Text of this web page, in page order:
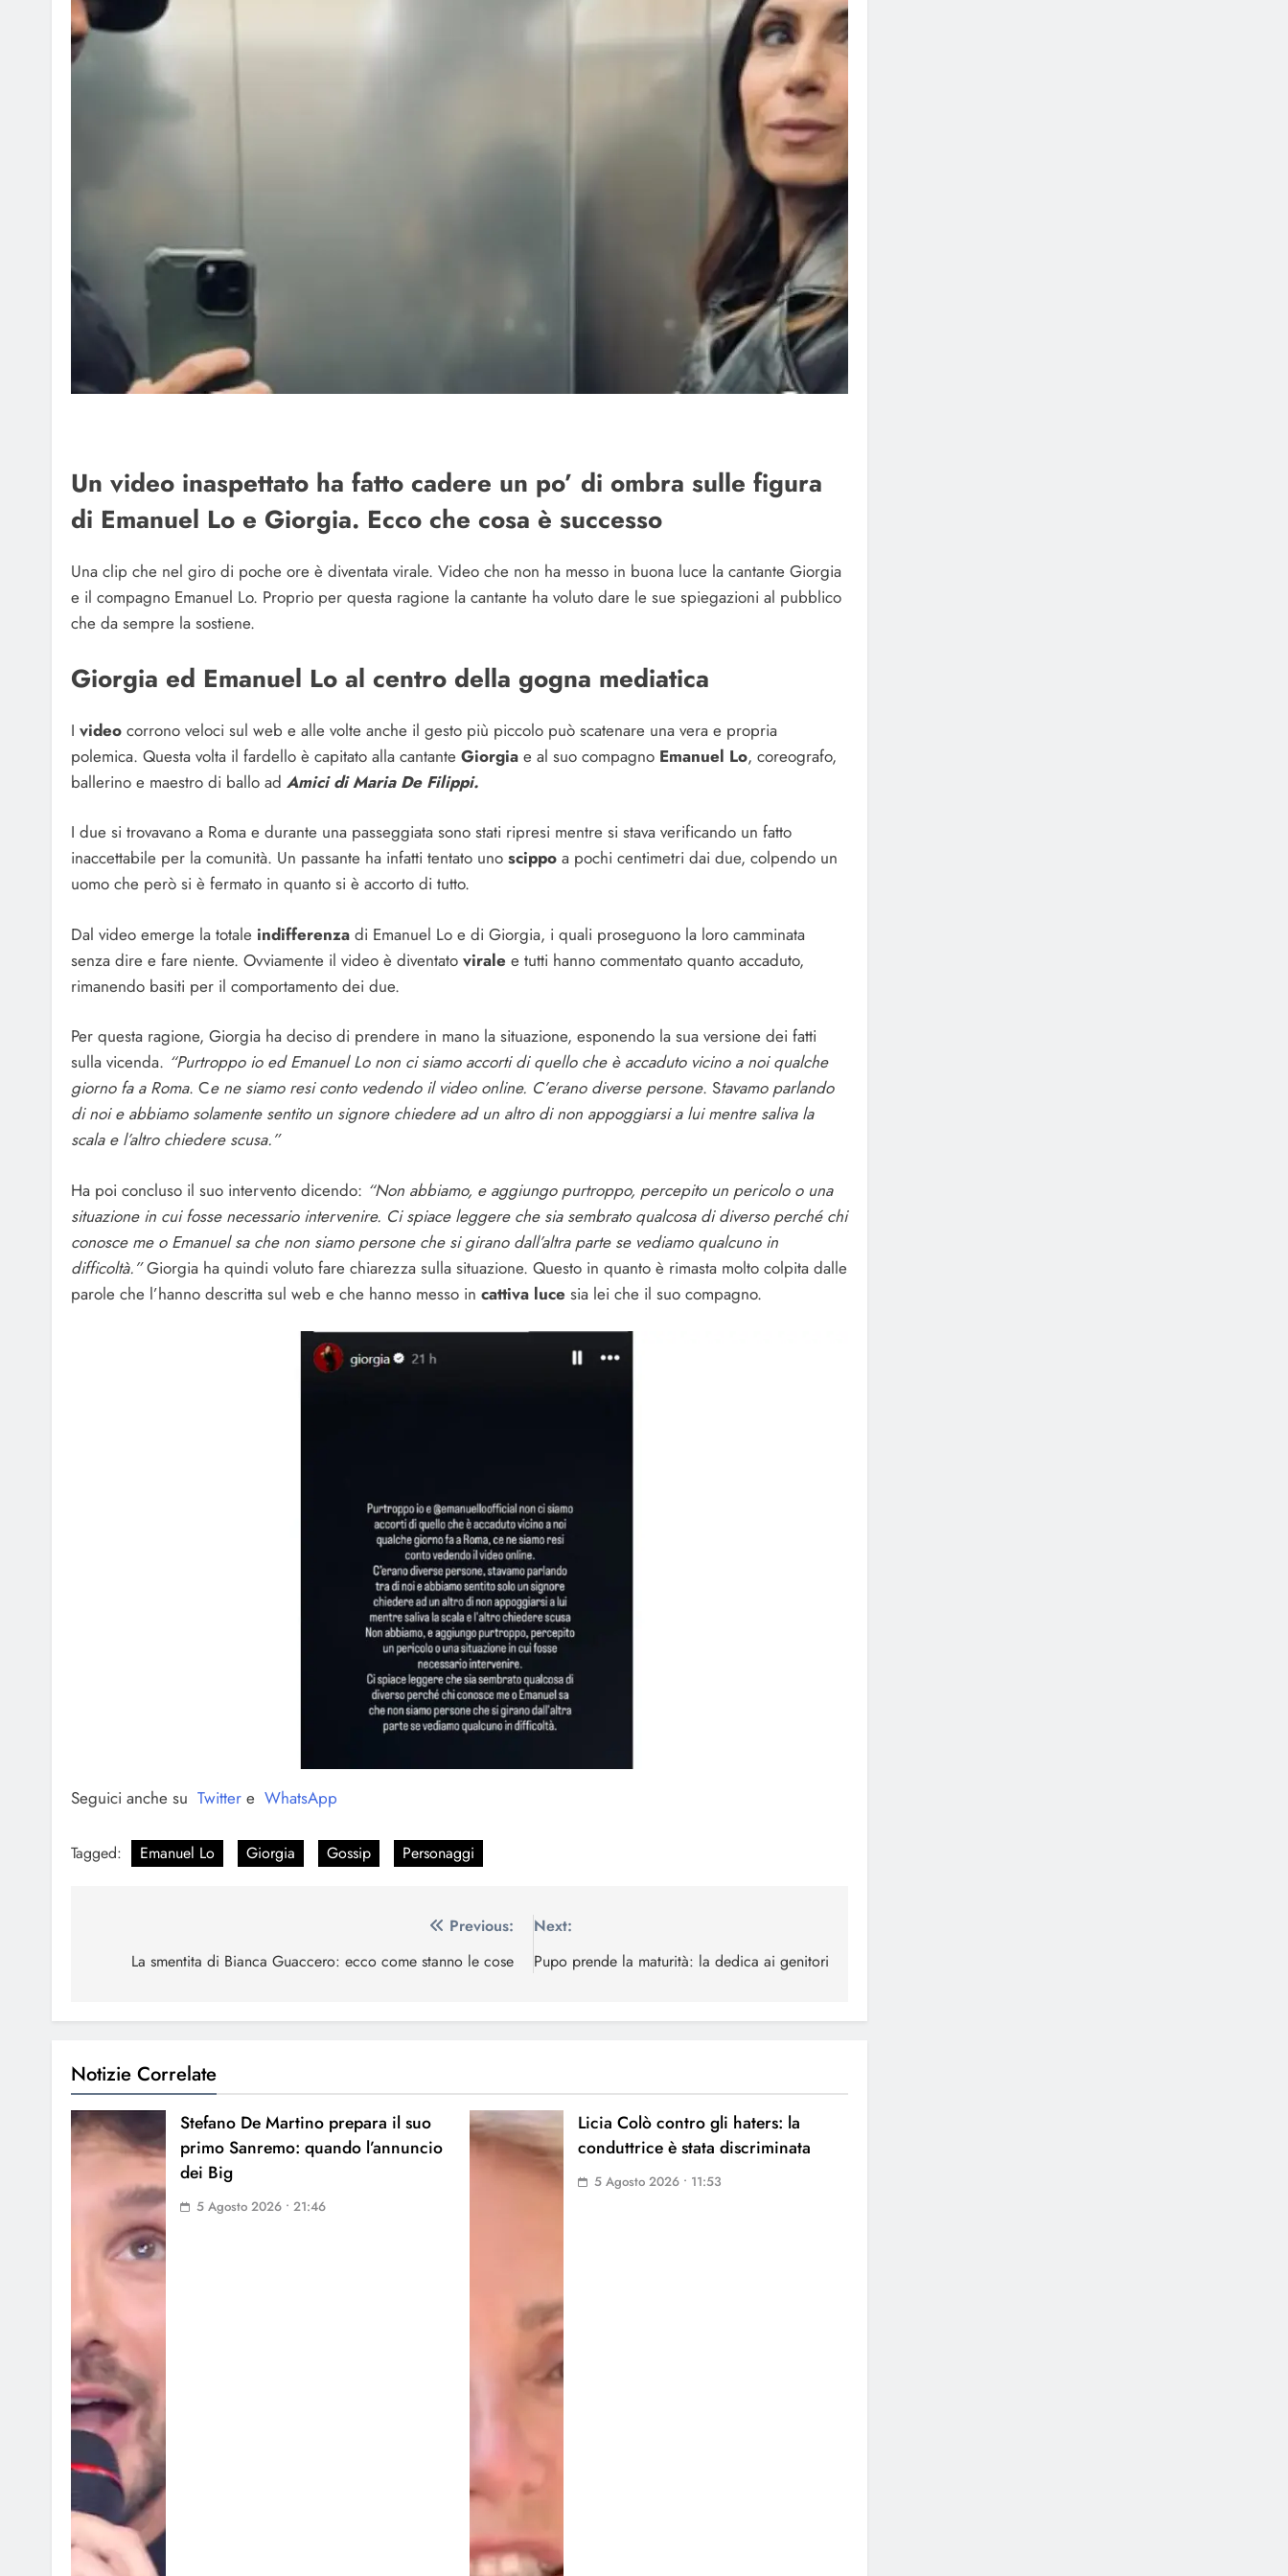
Un video inaspettato ha fatto cadere un po’ di ombra sulle figura
di Emanuel Lo e Giorgia. Ecco che cosa è successo
Una clip che nel giro di poche ore è diventata virale. Video che non ha messo in buona luce la cantante Giorgia
e il compagno Emanuel Lo. Proprio per questa ragione la cantante ha voluto dare le sue spiegazioni al pubblico
che da sempre la sostiene.
Giorgia ed Emanuel Lo al centro della gogna mediatica
I video corrono veloci sul web e alle volte anche il gesto più piccolo può scatenare una vera e propria
polemica. Questa volta il fardello è capitato alla cantante Giorgia e al suo compagno Emanuel Lo, coreografo,
ballerino e maestro di ballo ad Amici di Maria De Filippi.
I due si trovavano a Roma e durante una passeggiata sono stati ripresi mentre si stava verificando un fatto
inaccettabile per la comunità. Un passante ha infatti tentato uno scippo a pochi centimetri dai due, colpendo un
uomo che però si è fermato in quanto si è accorto di tutto.
Dal video emerge la totale indifferenza di Emanuel Lo e di Giorgia, i quali proseguono la loro camminata
senza dire e fare niente. Ovviamente il video è diventato virale e tutti hanno commentato quanto accaduto,
rimanendo basiti per il comportamento dei due.
Per questa ragione, Giorgia ha deciso di prendere in mano la situazione, esponendo la sua versione dei fatti
sulla vicenda. “Purtroppo io ed Emanuel Lo non ci siamo accorti di quello che è accaduto vicino a noi qualche
giorno fa a Roma. Ce ne siamo resi conto vedendo il video online. C’erano diverse persone. Stavamo parlando
di noi e abbiamo solamente sentito un signore chiedere ad un altro di non appoggiarsi a lui mentre saliva la
scala e l’altro chiedere scusa.”
Ha poi concluso il suo intervento dicendo: “Non abbiamo, e aggiungo purtroppo, percepito un pericolo o una
situazione in cui fosse necessario intervenire. Ci spiace leggere che sia sembrato qualcosa di diverso perché chi
conosce me o Emanuel sa che non siamo persone che si girano dall’altra parte se vediamo qualcuno in
difficoltà.”Giorgia ha quindi voluto fare chiarezza sulla situazione. Questo in quanto è rimasta molto colpita dalle
parole che l’hanno descritta sul web e che hanno messo in cattiva luce sia lei che il suo compagno.
Seguici anche su Twitter e WhatsApp
Tagged: Emanuel Lo Giorgia Gossip Personaggi
articoli
Previous:
La smentita di Bianca Guaccero: ecco come stanno le cose
Next:
Pupo prende la maturità: la dedica ai genitori
Notizie Correlate
Stefano De Martino prepara il suo
primo Sanremo: quando l’annuncio
dei Big
5 Agosto 2026 • 21:46
Licia Colò contro gli haters: la
conduttrice è stata discriminata
5 Agosto 2026 • 11:53